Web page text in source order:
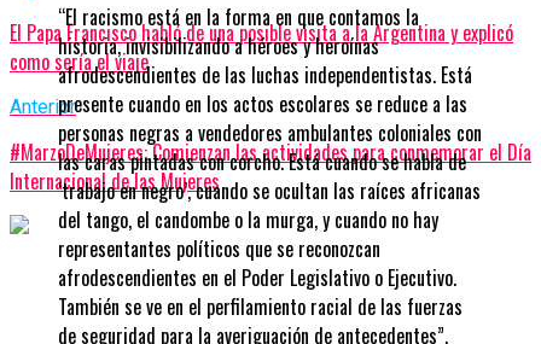
El Papa Francisco habló de una posible visita a la Argentina y explicó
como sería el viaje
Anterior
#MarzoDeMujeres: Comienzan las actividades para conmemorar el Día
Internacional de las Mujeres
“El racismo está en la forma en que contamos la
historia, invisibilizando a héroes y heroínas
afrodescendientes de las luchas independentistas. Está
presente cuando en los actos escolares se reduce a las
personas negras a vendedores ambulantes coloniales con
las caras pintadas con corcho. Está cuando se habla de
‘trabajo en negro’, cuando se ocultan las raíces africanas
del tango, el candombe o la murga, y cuando no hay
representantes políticos que se reconozcan
afrodescendientes en el Poder Legislativo o Ejecutivo.
También se ve en el perfilamiento racial de las fuerzas
de seguridad para la averiguación de antecedentes”.